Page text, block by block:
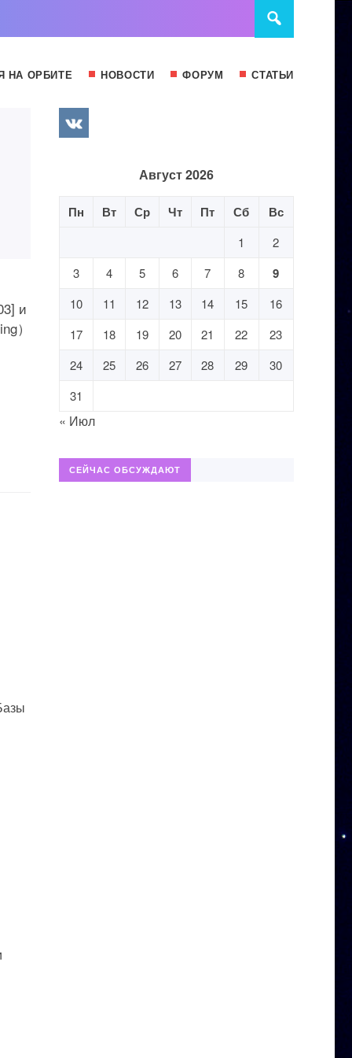
НА ОРБИТЕ НОВОСТИ ФОРУМ СТАТЬИ
и
）
Август 2026
Пн Вт Ср Чт Пт Сб Вс
1
2
3
4 5 6 7 8 9
10 11 12 13 14 15
16
17
18 19 20 21 22
23
24
25 26 27 28 29
30
31
« Июл
СЕЙЧАС ОБСУЖДАЮТ